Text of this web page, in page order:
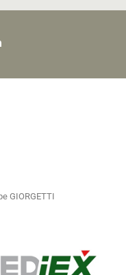
GIORGETTI